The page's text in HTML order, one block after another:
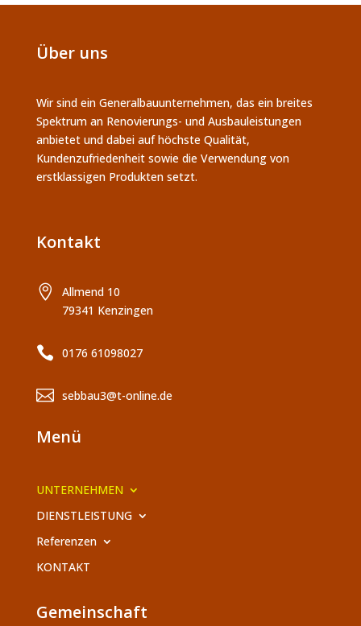
Über uns
Wir sind ein Generalbauunternehmen, das ein breites
Spektrum an Renovierungs- und Ausbauleistungen
anbietet und dabei auf höchste Qualität,
Kundenzufriedenheit sowie die Verwendung von
erstklassigen Produkten setzt.
Kontakt

Allmend 10
79341 Kenzingen
 0176 61098027
 sebbau3@t-online.de
Menü
UNTERNEHMEN
DIENSTLEISTUNG
Referenzen
KONTAKT
Gemeinschaft